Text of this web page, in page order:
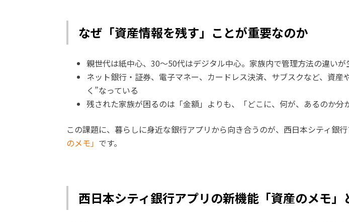
なぜ「資産情報を残す」ことが重要なのか
親世代は紙中心、30～50代はデジタル中心。家族内で管理方法の違いが
ネット銀行・証券、電子マネー、カードレス決済、サブスクなど、資産
く”なっている
残された家族が困るのは「金額」よりも、「どこに、何が、あるのか分
この課題に、暮らしに身近な銀行アプリから向き合うのが、西日本シティ銀
のメモ」 です。
西日本シティ銀行アプリの新機能「資産のメモ」